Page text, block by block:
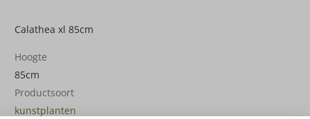
Calathea xl 85cm
Hoogte
85cm
Productsoort
kunstplanten